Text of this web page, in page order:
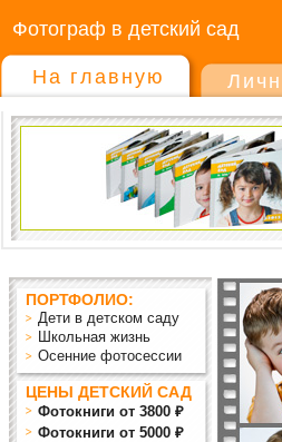
Фотограф в детский сад
На главную
ПОРТФОЛИО:
Дети в детском саду
Школьная жизнь
Осенние фотосессии
ЦЕНЫ ДЕТСКИЙ САД
Фотокниги от 3800 ₽
Фотокниги от 5000 ₽